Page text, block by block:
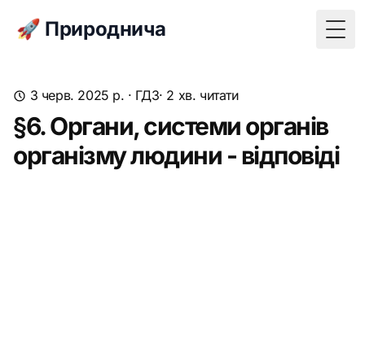
🚀 Природнича
3 черв. 2025 р. · ГДЗ· 2 хв. читати
§6. Органи, системи органів
організму людини - відповіді